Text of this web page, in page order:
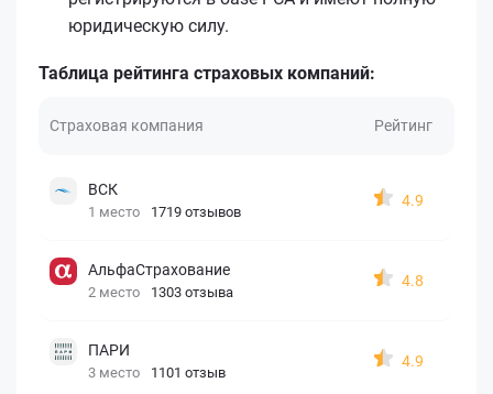
юридическую силу.
Таблица рейтинга страховых компаний:
Страховая компания Рейтинг
ВСК
1 место 1719 отзывов
4.9
АльфаСтрахование
2 место 1303 отзыва
4.8
ПАРИ
3 место 1101 отзыв
4.9